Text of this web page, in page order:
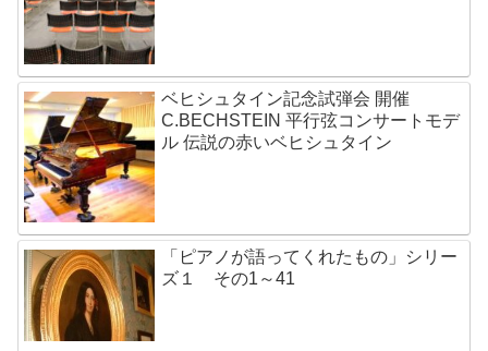
ベヒシュタイン記念試弾会 開催
C.BECHSTEIN 平行弦コンサートモデ
ル 伝説の赤いベヒシュタイン
「ピアノが語ってくれたもの」シリー
ズ１ その1～41